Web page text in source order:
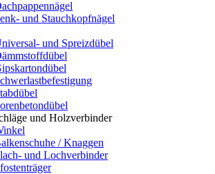
und Stauchkopfnägel
und Spreizdübel
und Holzverbinder
/ Knaggen
und Lochverbinder